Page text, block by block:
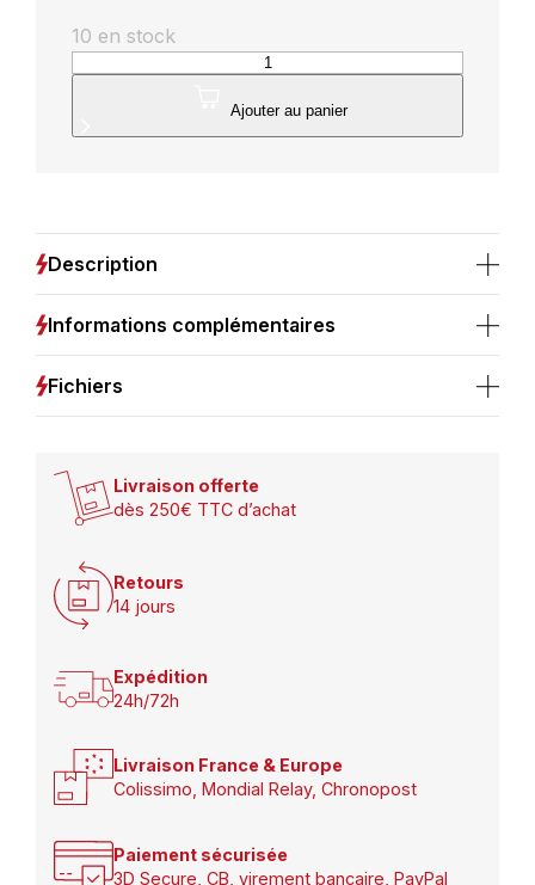
10 en stock
quantité
de
LED
B12R
Rond
enterré
–
Ajouter au panier
Description
Informations complémentaires
Fichiers
Livraison offerte
dès 250€ TTC d’achat
Retours
14 jours
Expédition
24h/72h
Livraison France & Europe
Colissimo, Mondial Relay, Chronopost
Paiement sécurisée
3D Secure, CB, virement bancaire, PayPal